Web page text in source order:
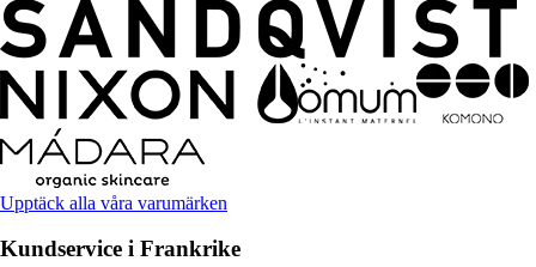
Upptäck alla våra varumärken
Kundservice i Frankrike